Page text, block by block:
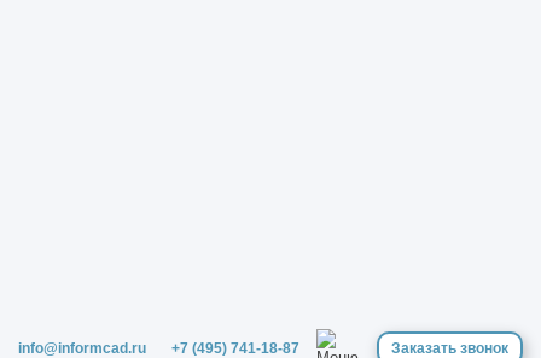
info@informcad.ru +7 (495) 741-18-87 Заказать звонок